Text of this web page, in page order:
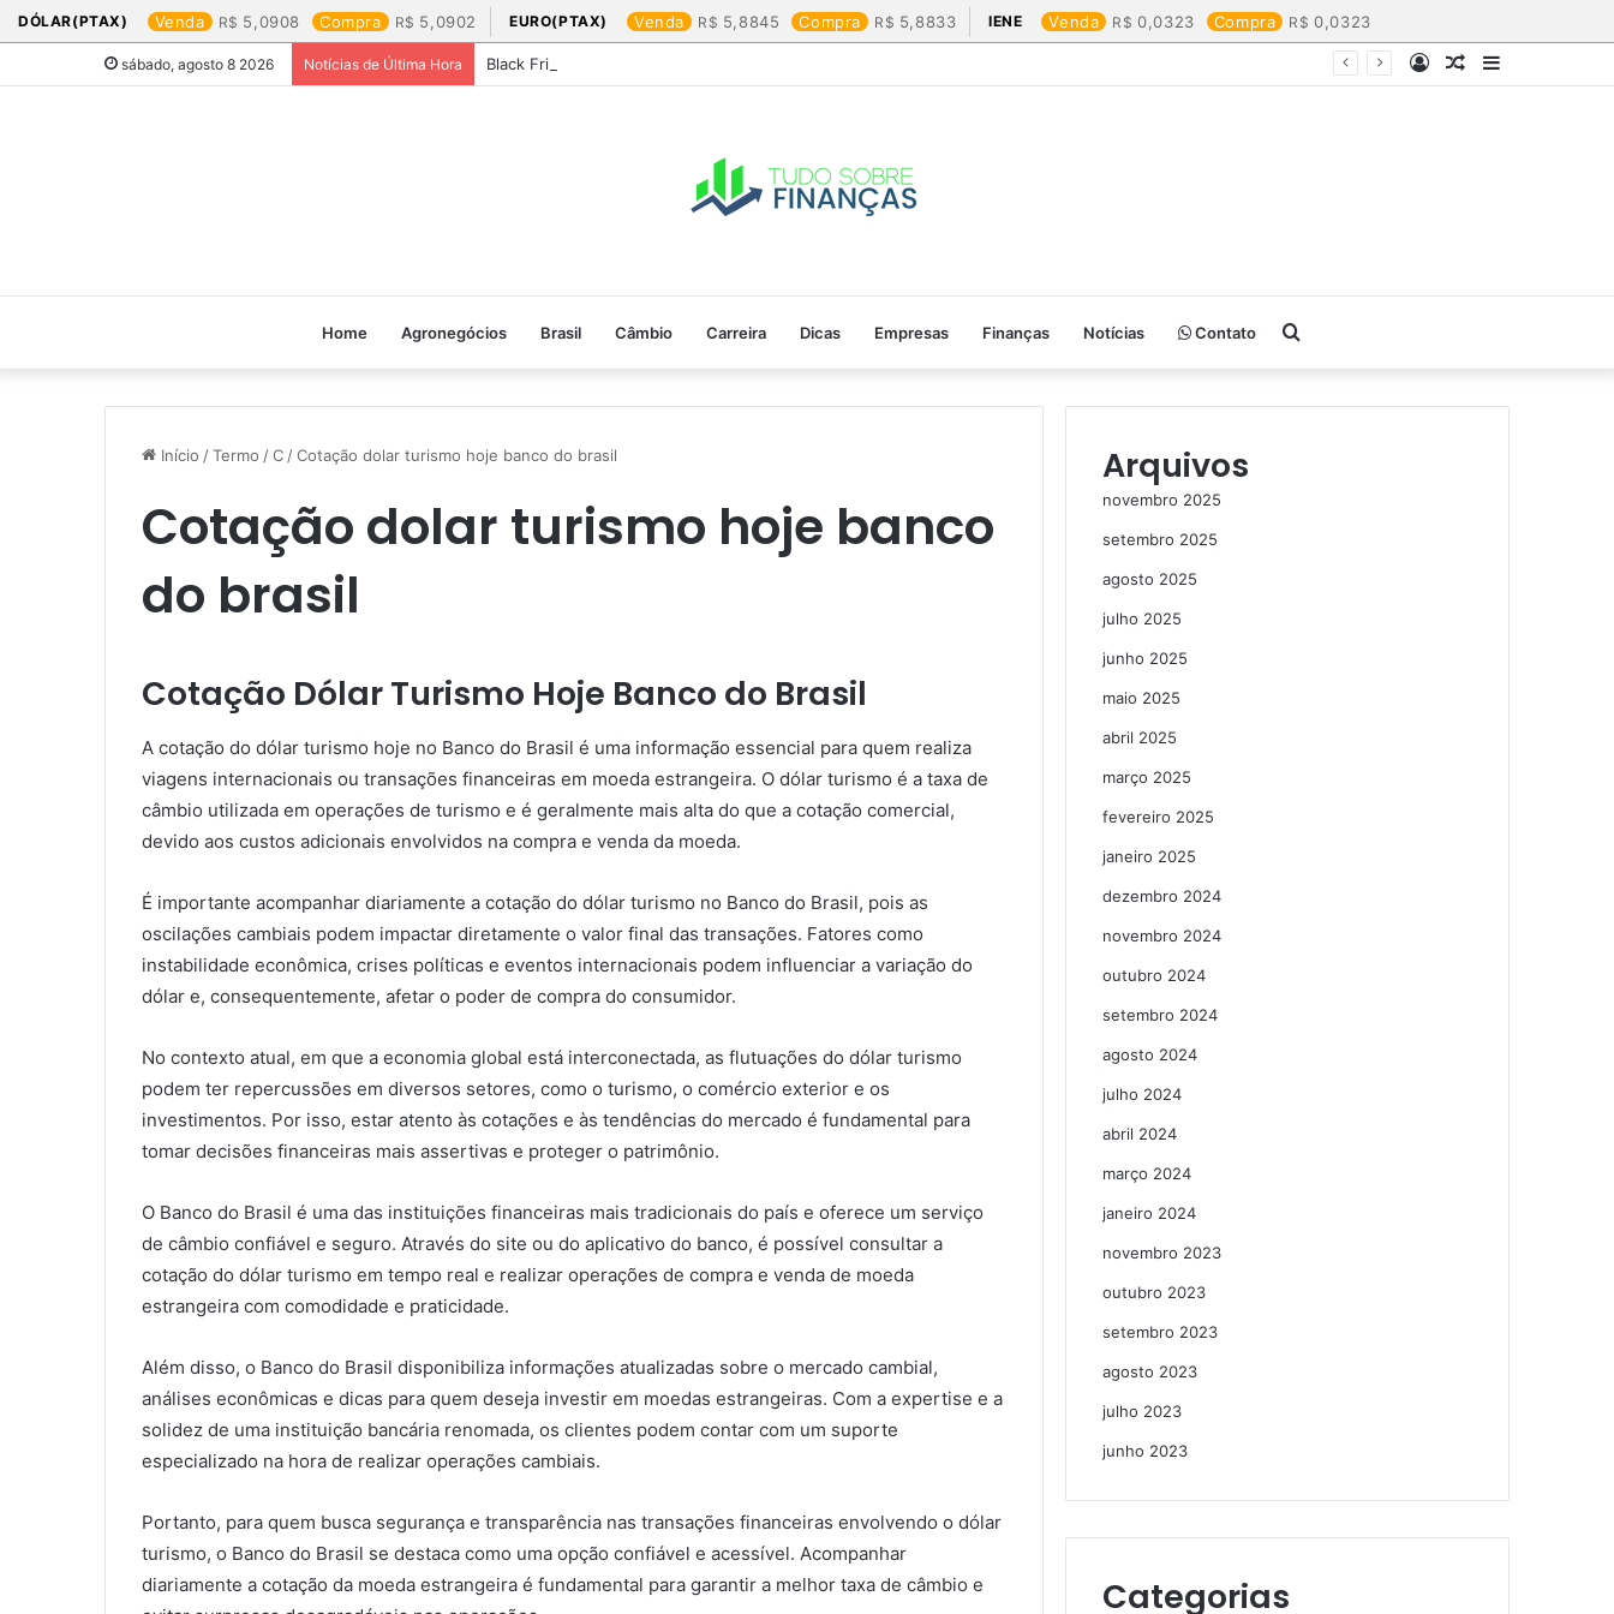
DÓLAR(PTAX) Venda 5,0908 Compra 5,0902 EURO(PTAX) Venda 5,8845 Compra 5,8833 IENE Venda 0,0323 Compra 0,0323
sábado, agosto 8 2026 Notícias de Última Hora Black Friday: os produtos que mais valem a pena
Barra
Artigo
Entrar
Home Agronegócios Brasil Câmbio Carreira Dicas Empresas Finanças Notícias Contato Procurar
por
Início /Termo /C /Cotação dolar turismo hoje banco do brasil​
Cotação dolar turismo hoje banco
do brasil​
Cotação Dólar Turismo Hoje Banco do Brasil
A cotação do dólar turismo hoje no Banco do Brasil é uma informação essencial para quem realiza
viagens internacionais ou transações financeiras em moeda estrangeira. O dólar turismo é a taxa de
câmbio utilizada em operações de turismo e é geralmente mais alta do que a cotação comercial,
devido aos custos adicionais envolvidos na compra e venda da moeda.
É importante acompanhar diariamente a cotação do dólar turismo no Banco do Brasil, pois as
oscilações cambiais podem impactar diretamente o valor final das transações. Fatores como
instabilidade econômica, crises políticas e eventos internacionais podem influenciar a variação do
dólar e, consequentemente, afetar o poder de compra do consumidor.
No contexto atual, em que a economia global está interconectada, as flutuações do dólar turismo
podem ter repercussões em diversos setores, como o turismo, o comércio exterior e os
investimentos. Por isso, estar atento às cotações e às tendências do mercado é fundamental para
tomar decisões financeiras mais assertivas e proteger o patrimônio.
O Banco do Brasil é uma das instituições financeiras mais tradicionais do país e oferece um serviço
de câmbio confiável e seguro. Através do site ou do aplicativo do banco, é possível consultar a
cotação do dólar turismo em tempo real e realizar operações de compra e venda de moeda
estrangeira com comodidade e praticidade.
Além disso, o Banco do Brasil disponibiliza informações atualizadas sobre o mercado cambial,
análises econômicas e dicas para quem deseja investir em moedas estrangeiras. Com a expertise e a
solidez de uma instituição bancária renomada, os clientes podem contar com um suporte
especializado na hora de realizar operações cambiais.
Portanto, para quem busca segurança e transparência nas transações financeiras envolvendo o dólar
turismo, o Banco do Brasil se destaca como uma opção confiável e acessível. Acompanhar
diariamente a cotação da moeda estrangeira é fundamental para garantir a melhor taxa de câmbio e
Arquivos
novembro 2025
setembro 2025
agosto 2025
julho 2025
junho 2025
maio 2025
abril 2025
março 2025
fevereiro 2025
janeiro 2025
dezembro 2024
novembro 2024
outubro 2024
setembro 2024
agosto 2024
julho 2024
abril 2024
março 2024
janeiro 2024
novembro 2023
outubro 2023
setembro 2023
agosto 2023
julho 2023
junho 2023
Categorias